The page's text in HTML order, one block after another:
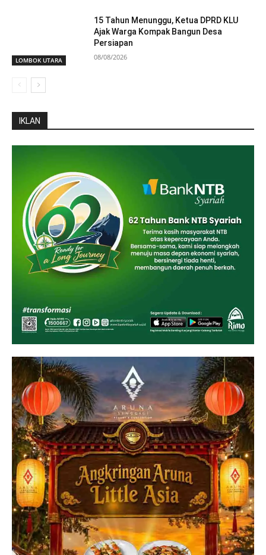
LOMBOK UTARA
15 Tahun Menunggu, Ketua DPRD KLU
Ajak Warga Kompak Bangun Desa
Persiapan
08/08/2026
IKLAN